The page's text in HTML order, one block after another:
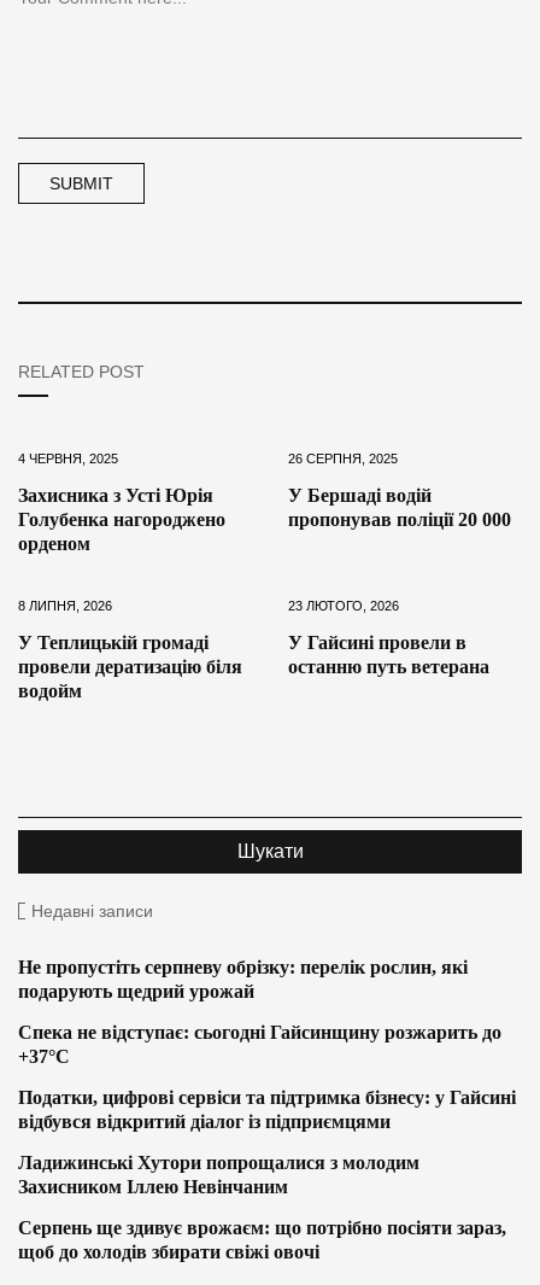
RELATED POST
4 ЧЕРВНЯ, 2025
Захисника з Усті Юрія
Голубенка нагороджено
орденом
26 СЕРПНЯ, 2025
У Бершаді водій
пропонував поліції 20 000
8 ЛИПНЯ, 2026
У Теплицькій громаді
провели дератизацію біля
водойм
23 ЛЮТОГО, 2026
У Гайсині провели в
останню путь ветерана
Недавні записи
Не пропустіть серпневу обрізку: перелік рослин, які
подарують щедрий урожай
Спека не відступає: сьогодні Гайсинщину розжарить до
+37°C
Податки, цифрові сервіси та підтримка бізнесу: у Гайсині
відбувся відкритий діалог із підприємцями
Ладижинські Хутори попрощалися з молодим
Захисником Іллею Невінчаним
Серпень ще здивує врожаєм: що потрібно посіяти зараз,
щоб до холодів збирати свіжі овочі